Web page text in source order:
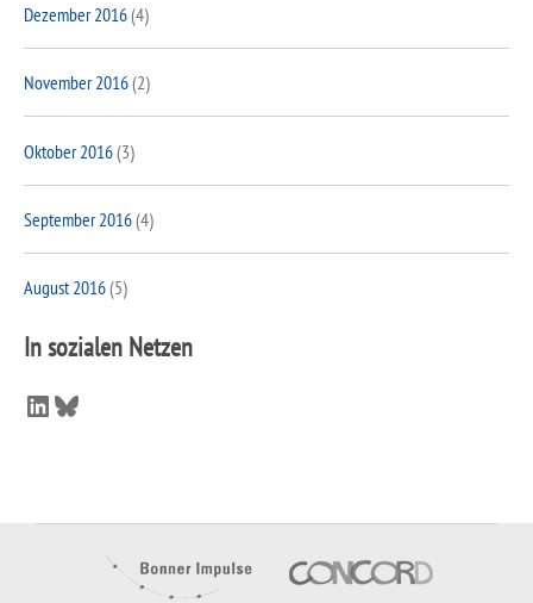
Dezember 2016(4)
November 2016(2)
Oktober 2016(3)
September 2016(4)
August 2016(5)
In sozialen Netzen
LinkedIn
Bluesky